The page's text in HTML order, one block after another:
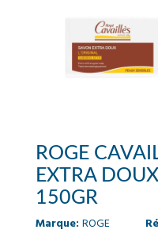
ROGE
EXTRA
150GR
Marque: ROGE